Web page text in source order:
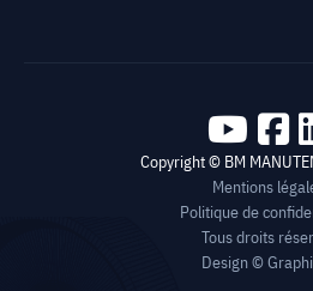
Copyright © BM
Mentions
Politique de
Tous droits
Design ©